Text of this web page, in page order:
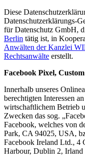
Diese
Datenschutzerklärungs-
für Datenschutz GmbH,
Berlin tätig ist, in
Anwälten der Kanzlei
Rechtsanwälte erstellt.
Facebook Pixel,
Innerhalb unseres
berechtigten Interessen
wirtschaftlichem Betrieb
Zwecken das sog.
Facebook, welches von
Park, CA 94025, USA,
Facebook Ireland Ltd., 4
Harbour, Dublin 2, Irland